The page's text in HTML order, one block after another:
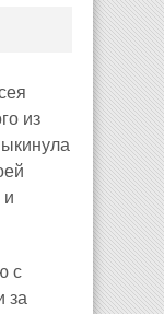
из
и
с
за